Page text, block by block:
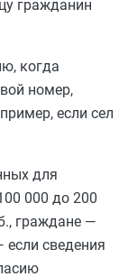
гражданин
когда
номер,
если сел
для
000 до 200
граждане —
сведения